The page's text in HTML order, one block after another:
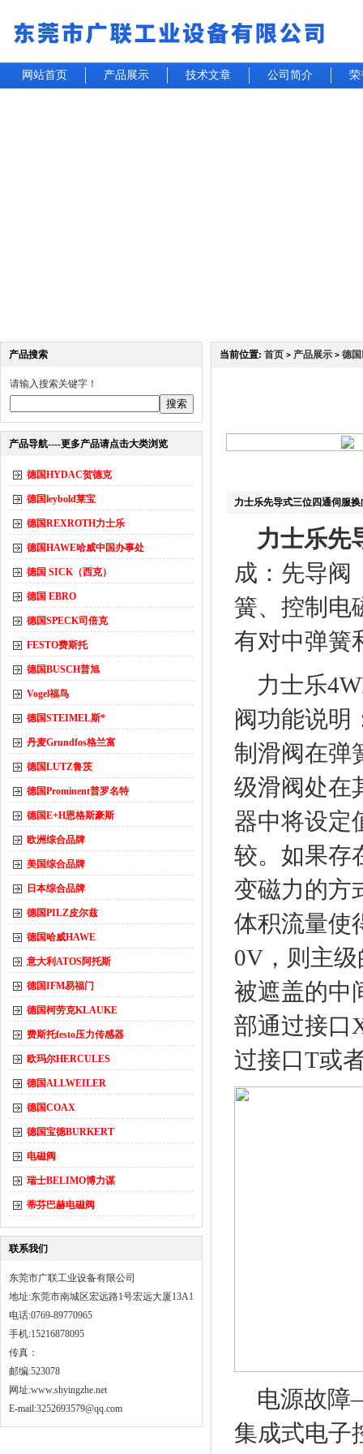
网站首页 产品展示 技术文章 公司简介 荣
产品搜索
请输入搜索关键字！
产品导航----更多产品请点击大类浏览
德国HYDAC贺德克
德国leybold莱宝
德国REXROTH力士乐
德国HAWE哈威中国办事处
德国 SICK（西克）
德国 EBRO
德国SPECK司倍克
FESTO费斯托
德国BUSCH普旭
Vogel福鸟
德国STEIMEL斯*
丹麦Grundfos格兰富
德国LUTZ鲁茨
德国Prominent普罗名特
德国E+H恩格斯豪斯
欧洲综合品牌
美国综合品牌
日本综合品牌
德国PILZ皮尔兹
德国哈威HAWE
意大利ATOS阿托斯
德国IFM易福门
德国柯劳克KLAUKE
费斯托festo压力传感器
欧玛尔HERCULES
德国ALLWEILER
德国COAX
德国宝德BURKERT
电磁阀
瑞士BELIMO博力谋
蒂芬巴赫电磁阀
联系我们
东莞市广联工业设备有限公司
地址:东莞市南城区宏远路1号宏远大厦13A1
电话:0769-89770965
手机:15216878095
传真：
邮编:523078
网址:www.shyingzhe.net
E-mail:3252693579@qq.com
当前位置: 首页 > 产品展示 > 德
力士乐先导式三位四通伺服换
力士乐先
成：先导阀
簧、控制电
有对中弹簧
力士乐
阀功能说明
制滑阀在弹
级滑阀处在
器中将设定
较。如果存
变磁力的方
体积流量使
0V，则主
被遮盖的中
部通过接口
过接口T或
电源故障
集成式电子